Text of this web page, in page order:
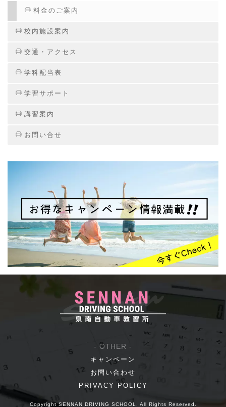
料金のご案内
校内施設案内
交通・アクセス
学科配当表
学習サポート
講習案内
お問い合せ
- OTHER -
キャンペーン
お問い合わせ
PRIVACY POLICY
Copyright SENNAN DRIVING SCHOOL. All Rights Reserved.